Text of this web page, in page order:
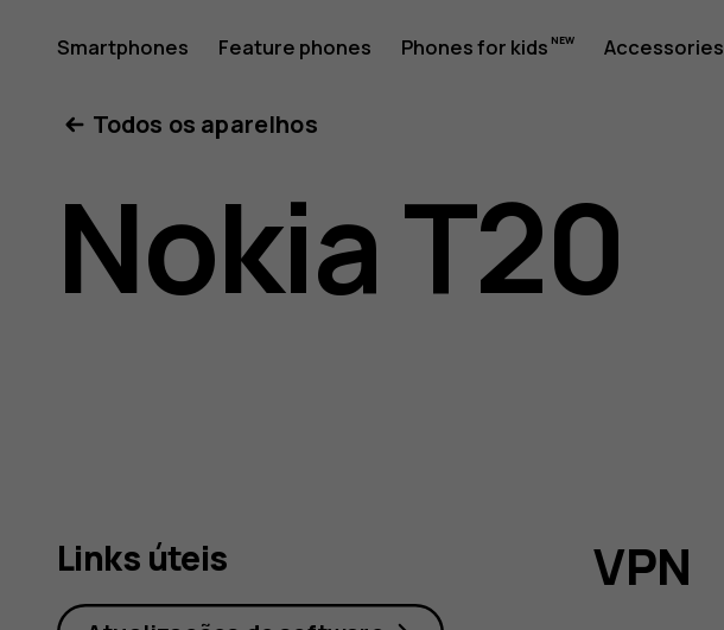
Nokia
T20
user
Smartphones Feature phones Phones for kids Accessories
Todos os aparelhos
Nokia T20
VPN
Links úteis